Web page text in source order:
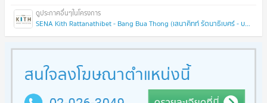
SENA Kith Rattanathibet - Bang Bua Thong (เสนาคิทท์ รัตนาธิเบศร์ - บางบัวทอง)